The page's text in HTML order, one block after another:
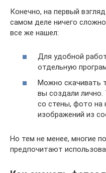
Конечно, на первый
самом деле ничего
все же нашел:
Для удобной
отдельную
Можно скачивать
вы создали лично.
со стены, фото на
изображений из
Но тем не менее, многие
предпочитают